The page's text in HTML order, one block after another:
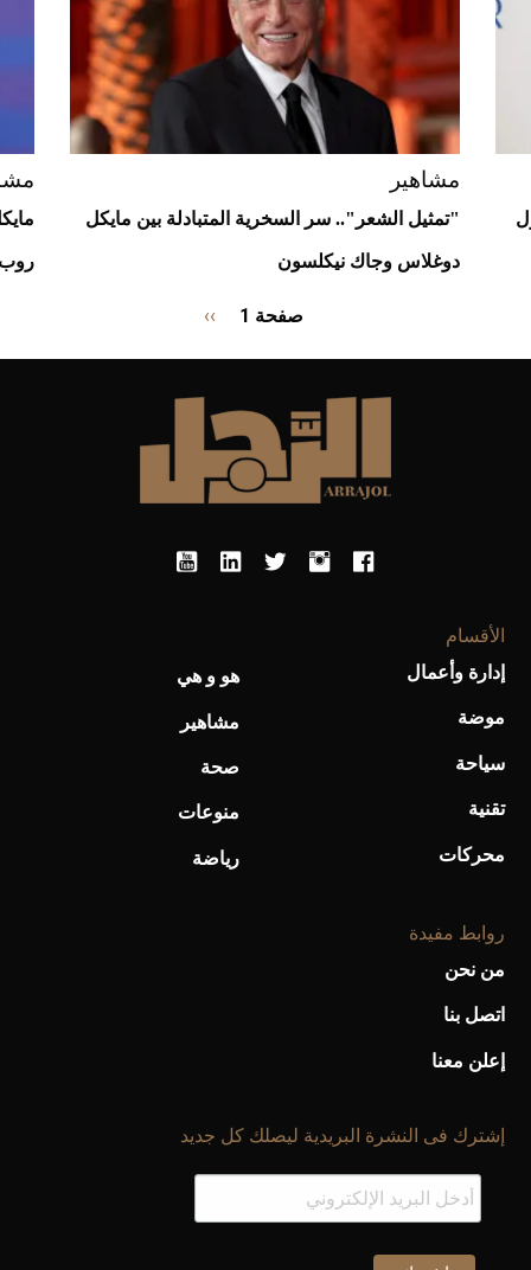
مشاهير
"تمثيل الشعر".. سر السخرية المتبادلة بين مايكل
دوغلاس وجاك نيكلسون روب
صفحة 1
الصفحة
››
الأقسام
إدارة وأعمال
موضة
سياحة
تقنية
محركات
هو و هي
مشاهير
صحة
منوعات
رياضة
روابط مفيدة
من نحن
اتصل بنا
إعلن معنا
إشترك فى النشرة البريدية ليصلك كل جديد